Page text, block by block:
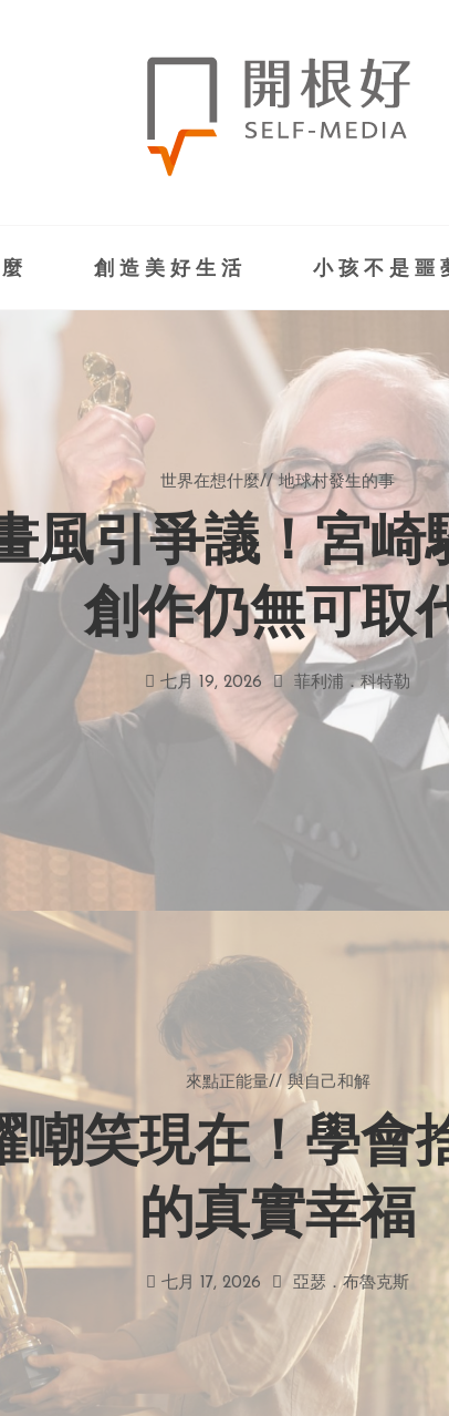
創造美好生活 小孩不是噩
世界在想什麼//地球村發生的事
風引爭議！宮崎
創作仍無可取
七月 19, 2026 菲利浦．科特勒
來點正能量//與自己和解
嘲笑現在！學會
的真實幸福
七月 17, 2026 亞瑟．布魯克斯